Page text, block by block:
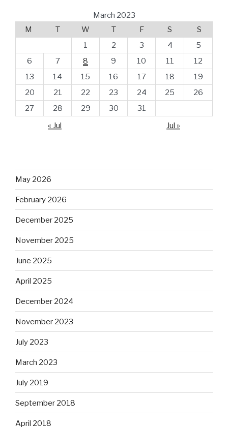
March 2023
M
T W T F S
S
1
2 3 4
5
6
7 8 9 10 11
12
13
14 15 16 17 18
19
20
21 22 23 24 25
26
27
28 29 30
31
« Jul
Jul »
May 2026
February 2026
December 2025
November 2025
June 2025
April 2025
December 2024
November 2023
July 2023
March 2023
July 2019
September 2018
April 2018